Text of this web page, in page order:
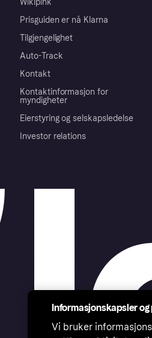
Prisguiden er nå Klarna
Tilgjengelighet
Auto-Track
Kontakt
Kontaktinformasjon for
myndigheter
Eierstyring og selskapsledelse
Investor relations
Informasjonskapsler
Vi bruker